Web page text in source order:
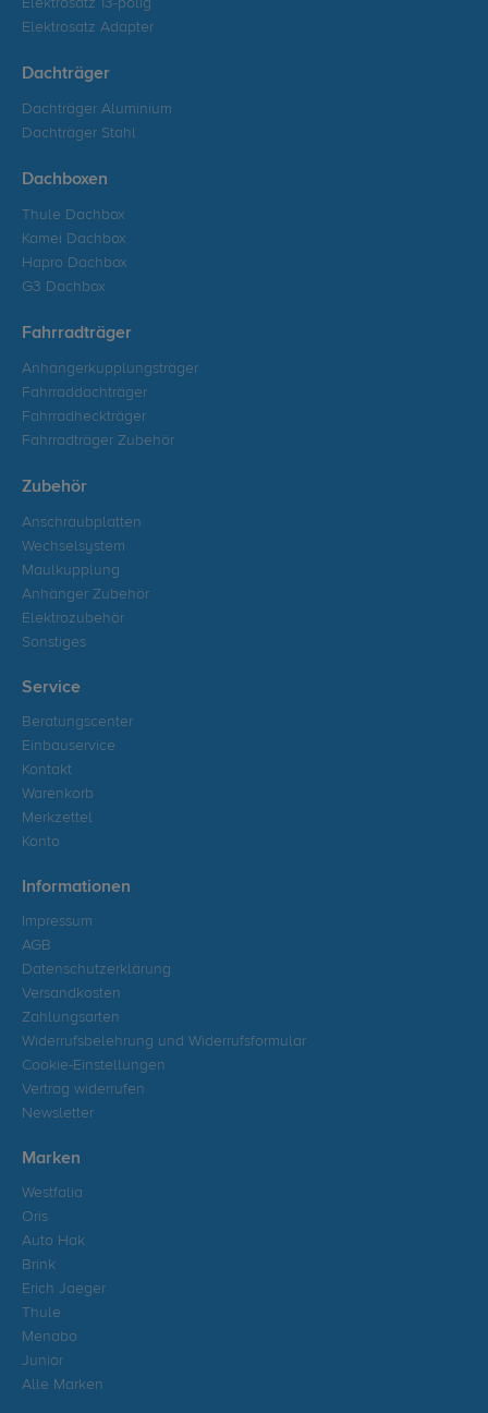
Elektrosatz 13-polig
Elektrosatz Adapter
Dachträger
Dachträger Aluminium
Dachträger Stahl
Dachboxen
Thule Dachbox
Kamei Dachbox
Hapro Dachbox
G3 Dachbox
Fahrradträger
Anhängerkupplungsträger
Fahrraddachträger
Fahrradheckträger
Fahrradträger Zubehör
Zubehör
Anschraubplatten
Wechselsystem
Maulkupplung
Anhänger Zubehör
Elektrozubehör
Sonstiges
Service
Beratungscenter
Einbauservice
Kontakt
Warenkorb
Merkzettel
Konto
Informationen
Impressum
AGB
Datenschutzerklärung
Versandkosten
Zahlungsarten
Widerrufsbelehrung und Widerrufsformular
Cookie-Einstellungen
Vertrag widerrufen
Newsletter
Marken
Westfalia
Oris
Auto Hak
Brink
Erich Jaeger
Thule
Menabo
Junior
Alle Marken